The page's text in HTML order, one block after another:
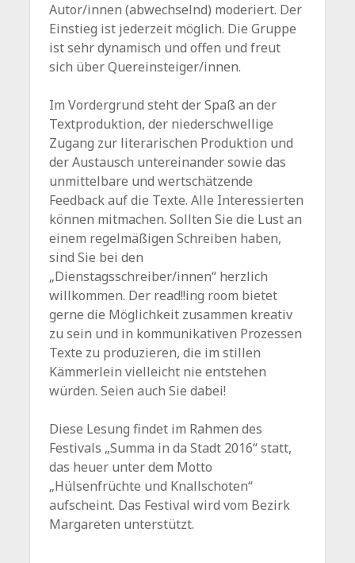
Autor/innen (abwechselnd) moderiert. Der
Einstieg ist jederzeit möglich. Die Gruppe
ist sehr dynamisch und offen und freut
sich über Quereinsteiger/innen.
Im Vordergrund steht der Spaß an der
Textproduktion, der niederschwellige
Zugang zur literarischen Produktion und
der Austausch untereinander sowie das
unmittelbare und wertschätzende
Feedback auf die Texte. Alle Interessierten
können mitmachen. Sollten Sie die Lust an
einem regelmäßigen Schreiben haben,
sind Sie bei den
„Dienstagsschreiber/innen“ herzlich
willkommen. Der read!!ing room bietet
gerne die Möglichkeit zusammen kreativ
zu sein und in kommunikativen Prozessen
Texte zu produzieren, die im stillen
Kämmerlein vielleicht nie entstehen
würden. Seien auch Sie dabei!
Diese Lesung findet im Rahmen des
Festivals „Summa in da Stadt 2016“ statt,
das heuer unter dem Motto
„Hülsenfrüchte und Knallschoten“
aufscheint. Das Festival wird vom Bezirk
Margareten unterstützt.